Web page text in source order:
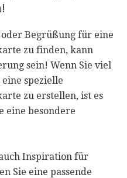
Begrüßung für eine
zu finden, kann
sein! Wenn Sie viel
spezielle
zu erstellen, ist es
eine besondere
Inspiration für
Sie eine passende